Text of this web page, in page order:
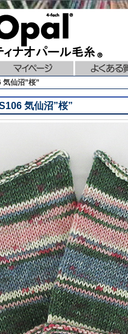
仙沼”桜”
気仙沼”桜”